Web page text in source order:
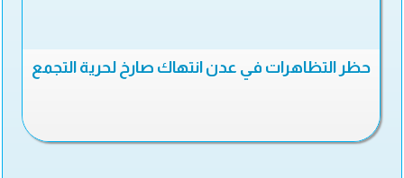
حظر التظاهرات في عدن انتهاك صارخ لحرية التجمع